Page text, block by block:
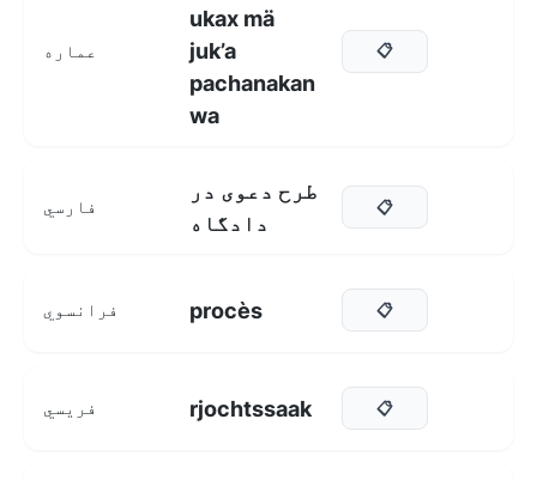
عماره
ukax mä
juk’a
pachanakan
wa
📋
فارسي
طرح دعوی در
دادگاه
📋
فرانسوي procès 📋
فريسي rjochtssaak 📋